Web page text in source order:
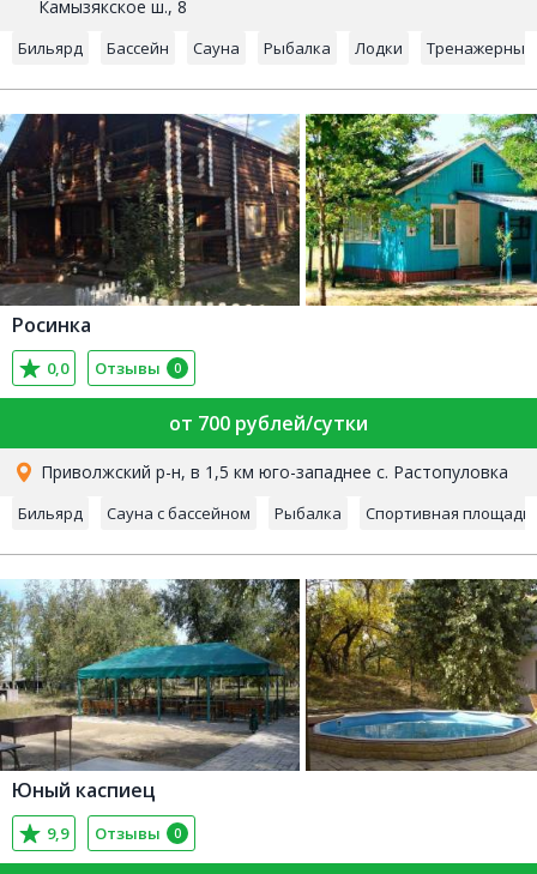
Камызякское ш., 8
Бильярд Бассейн Сауна Рыбалка Лодки Тренажерный
Росинка
0,0 Отзывы 0
от 700 рублей/сутки
Приволжский р-н, в 1,5 км юго-западнее с. Растопуловка
Бильярд Сауна с бассейном Рыбалка Спортивная
Юный каспиец
9,9 Отзывы 0